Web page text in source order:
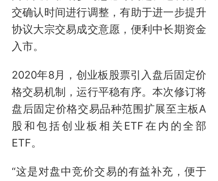
交确认时间进行调整，有助于进一步提升
协议大宗交易成交意愿，便利中长期资金
入市。
2020年8月，创业板股票引入盘后固定价
格交易机制，运行平稳有序。本次修订将
盘后固定价格交易品种范围扩展至主板A
股和包括创业板相关ETF在内的全部
ETF。
“这是对盘中竞价交易的有益补充，便于